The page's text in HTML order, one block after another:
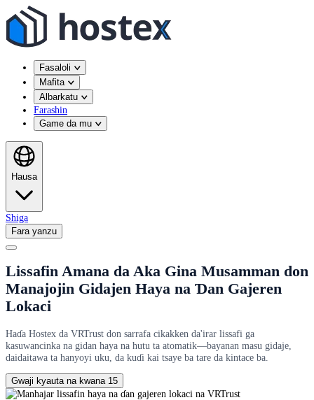
Fasaloli
Mafita
Albarkatu
Farashin
Game da mu
Hausa
Shiga
Fara yanzu
Lissafin Amana da Aka Gina Musamman don
Manajojin Gidajen Haya na Ɗan Gajeren
Lokaci
Haɗa Hostex da VRTrust don sarrafa cikakken da'irar lissafi ga
kasuwancinka na gidan haya na hutu ta atomatik—bayanan masu gidaje,
daidaitawa ta hanyoyi uku, da kuɗi kai tsaye ba tare da kintace ba.
Gwaji kyauta na kwana 15